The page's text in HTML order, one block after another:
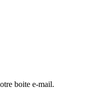
boite e-mail.